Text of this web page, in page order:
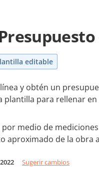
editable
y obtén un
plantilla para rellenar
medio de
aproximado de la obra
Sugerir cambios